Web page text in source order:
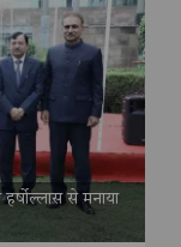
से मनाया